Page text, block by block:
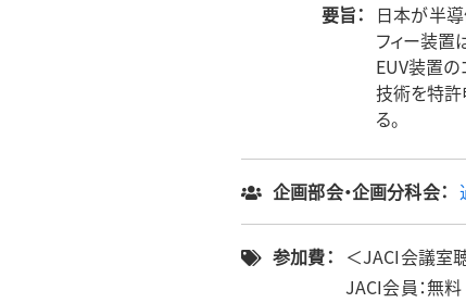
要旨： 日本が半導
フィー装置
EUV装置の
技術を特許
る。
企画部会・企画分科会：
参加費： ＜JACI会議室
JACI会員：無料